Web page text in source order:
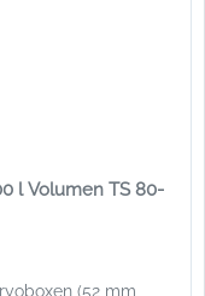
l Volumen TS 80-
(52 mm